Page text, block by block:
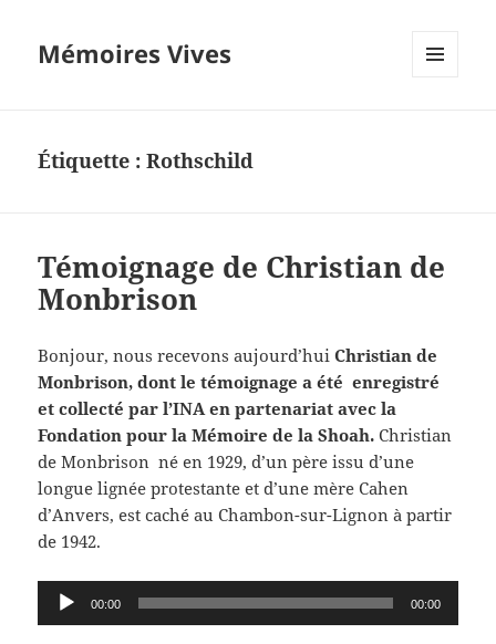
Mémoires Vives
Étiquette :Rothschild
Témoignage de Christian de
Monbrison
Bonjour, nous recevons aujourd’huiChristian de
Monbrison, dont le témoignage a été enregistré
et collecté par l’INA en partenariat avec la
Fondation pour la Mémoire de la Shoah. Christian
de Monbrison né en 1929, d’un père issu d’une
longue lignée protestante et d’une mère Cahen
d’Anvers, est caché au Chambon-sur-Lignon à partir
de 1942.
Lecteur
audio
00:00 00:00